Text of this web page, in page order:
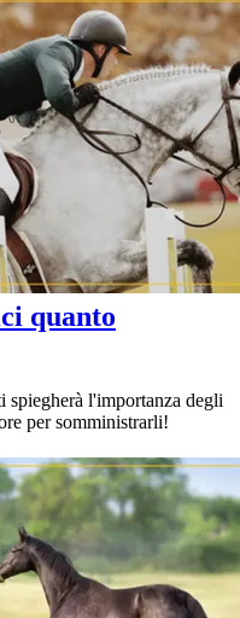
quanto
l'importanza degli
per somministrarli!